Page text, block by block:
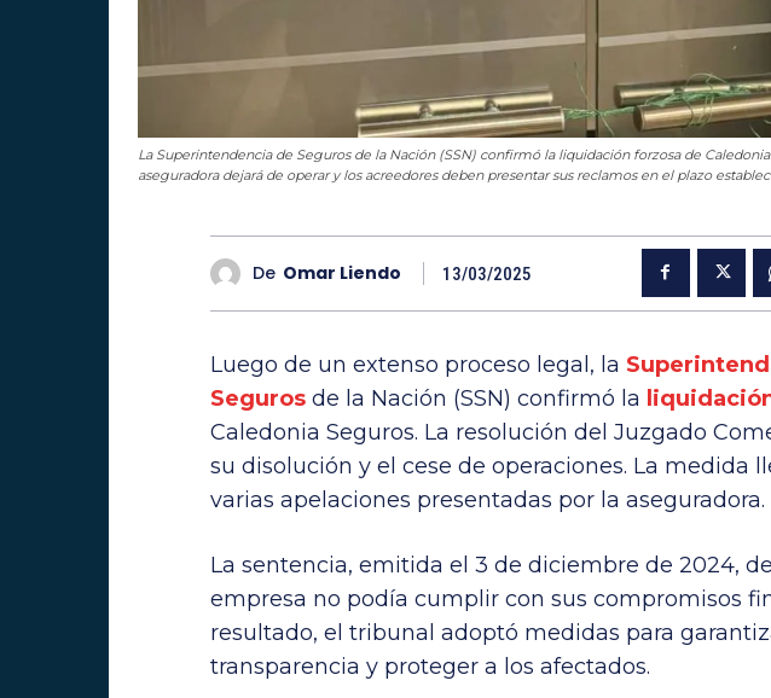
La Superintendencia de Seguros de la Nación (SSN) confirmó la liquidación forzosa de
aseguradora dejará de operar y los acreedores deben presentar sus reclamos en el plazo
De Omar Liendo 13/03/2025
Luego de un extenso proceso legal, la
Seguros de la Nación (SSN) confirmó la
Caledonia Seguros. La resolución del Juzgado
su disolución y el cese de operaciones. La medida
varias apelaciones presentadas por la aseguradora.
La sentencia, emitida el 3 de diciembre de 2024,
empresa no podía cumplir con sus compromisos
resultado, el tribunal adoptó medidas para
transparencia y proteger a los afectados.